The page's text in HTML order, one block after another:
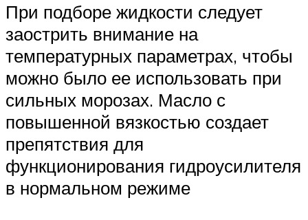
При подборе жидкости следует
заострить внимание на
температурных параметрах, чтобы
можно было ее использовать при
сильных морозах. Масло с
повышенной вязкостью создает
препятствия для
функционирования гидроусилителя
в нормальном режиме